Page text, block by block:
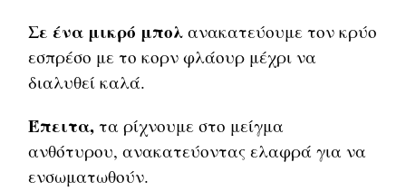
Σε ένα μικρό μπολ ανακατεύουμε τον κρύο
εσπρέσο με το κορν φλάουρ μέχρι να
διαλυθεί καλά.
Έπειτα, τα ρίχνουμε στο μείγμα
ανθότυρου, ανακατεύοντας ελαφρά για να
ενσωματωθούν.